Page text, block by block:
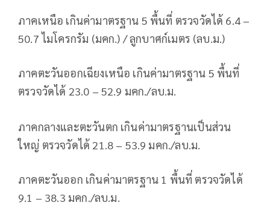
ภาคเหนือ เกินค่ามาตรฐาน 5 พื้นที่ ตรวจวัดได้ 6.4 –
50.7 ไมโครกรัม (มคก.) / ลูกบาศก์เมตร (ลบ.ม.)
ภาคตะวันออกเฉียงเหนือ เกินค่ามาตรฐาน 5 พื้นที่
ตรวจวัดได้ 23.0 – 52.9 มคก./ลบ.ม.
ภาคกลางและตะวันตก เกินค่ามาตรฐานเป็นส่วน
ใหญ่ ตรวจวัดได้ 21.8 – 53.9 มคก./ลบ.ม.
ภาคตะวันออก เกินค่ามาตรฐาน 1 พื้นที่ ตรวจวัดได้
9.1 – 38.3 มคก./ลบ.ม.